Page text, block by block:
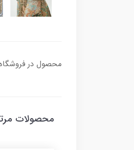
محصول در فروشگاه موجود است و ارسال بین 2 تا
محصولات